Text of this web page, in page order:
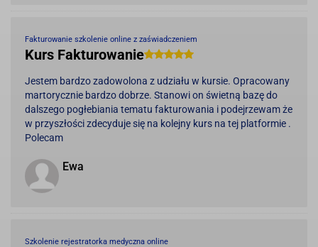
Fakturowanie szkolenie online z zaświadczeniem
Kurs Fakturowanie
Jestem bardzo zadowolona z udziału w kursie. Opracowany
martorycznie bardzo dobrze. Stanowi on świetną bazę do
dalszego pogłebiania tematu fakturowania i podejrzewam że
w przyszłości zdecyduje się na kolejny kurs na tej platformie .
Polecam
Ewa
Szkolenie rejestratorka medyczna online